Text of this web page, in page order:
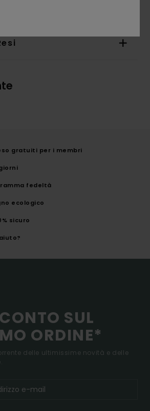
gratuiti per i membri
fedeltà
ecologico
sicuro
SUL
ORDINE*
delle ultimissime novità e delle